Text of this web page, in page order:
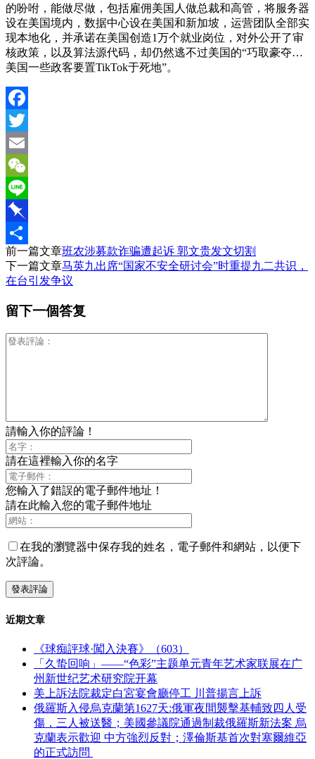
的吩咐，能做尽做，包括雇佣美国人做总裁和高管，将服务器
设在美国境内，数据中心设在美国和新加坡，运营团队全部实
现本地化，并承诺在美国创造1万个就业岗位，对外公开了审
核政策，以及算法源代码，却仍然逃不过美国的“巧取豪夺…
美国一些政客要置TikTok于死地”。
Facebook
Twitter
Email
WeChat
Line
Pinboard
分
享
前一篇文章班农涉募款诈骗遭起诉 郭文贵发文切割
下一篇文章马英九出席“国家不安全研讨会”时重提九二共识，
在台引发争议
留下一個答复
請輸入你的評論！
請在這裡輸入你的名字
您輸入了錯誤的電子郵件地址！
請在此輸入您的電子郵件地址
在我的瀏覽器中保存我的姓名，電子郵件和網站，以便下
次評論。
近期文章
《球痴評球·闖入決賽》（603）
「久蛰回响」——“色彩”主题单元青年艺术家联展在广
州新世纪艺术研究院开幕
美上訴法院裁定白宮宴會廳停工 川普揚言上訴
俄羅斯入侵烏克蘭第1627天:俄軍夜間襲擊基輔致四人受
傷，三人被送醫；美國參議院通過制裁俄羅斯新法案 烏
克蘭表示歡迎 中方強烈反對；澤倫斯基首次對塞爾維亞
的正式訪問